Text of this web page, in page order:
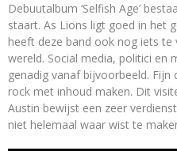
Debuutalbum ‘Selfish Age’
staart. As Lions ligt goed in het
heeft deze band ook nog iets
wereld. Social media, politici en
genadig vanaf bijvoorbeeld.
rock met inhoud maken. Dit
Austin bewijst een zeer
niet helemaal waar wist te